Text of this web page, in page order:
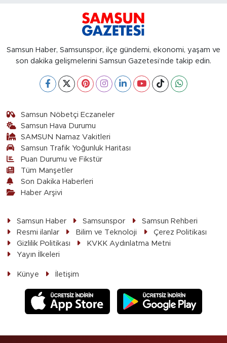
Samsun Haber, Samsunspor, ilçe gündemi, ekonomi, yaşam ve
son dakika gelişmelerini Samsun Gazetesi’nde takip edin.
Samsun Nöbetçi Eczaneler
Samsun Hava Durumu
SAMSUN Namaz Vakitleri
Samsun Trafik Yoğunluk Haritası
Puan Durumu ve Fikstür
Tüm Manşetler
Son Dakika Haberleri
Haber Arşivi
Samsun Haber Samsunspor
Samsun Rehberi
Resmi ilanlar
Bilim ve Teknoloji
Çerez Politikası
Gizlilik Politikası
KVKK Aydınlatma Metni
Yayın İlkeleri
Künye İletişim